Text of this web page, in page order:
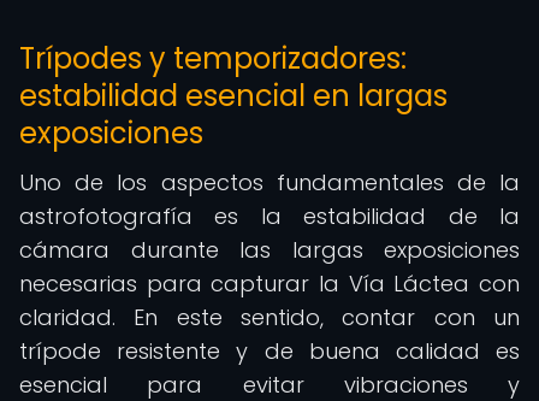
Trípodes y temporizadores:
estabilidad esencial en largas
exposiciones
Uno de los aspectos fundamentales de la
astrofotografía es la estabilidad de la
cámara durante las largas exposiciones
necesarias para capturar la Vía Láctea con
claridad. En este sentido, contar con un
trípode resistente y de buena calidad es
esencial para evitar vibraciones y